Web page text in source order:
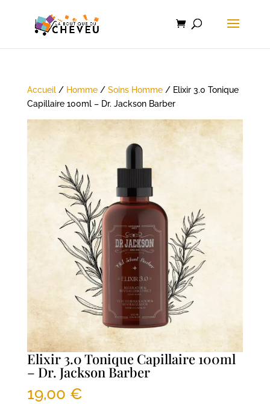
Accueil/ Homme/ Soins Homme/ Elixir 3.0 Tonique
Capillaire 100ml – Dr. Jackson Barber
Elixir 3.0 Tonique Capillaire 100ml
– Dr. Jackson Barber
19,00 €